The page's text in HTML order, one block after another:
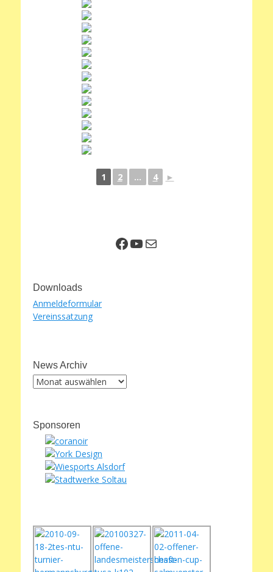
1 2 ... 4 ►
Facebook
YouTube
E-Mail
Downloads
Anmeldeformular
Vereinssatzung
News Archiv
News
Sponsoren